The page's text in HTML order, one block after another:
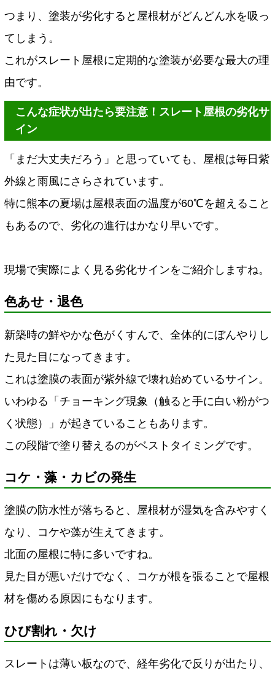
つまり、塗装が劣化すると屋根材がどんどん水を吸っ
てしまう。
これがスレート屋根に定期的な塗装が必要な最大の理
由です。
こんな症状が出たら要注意！スレート屋根の劣化サ
イン
「まだ大丈夫だろう」と思っていても、屋根は毎日紫
外線と雨風にさらされています。
特に熊本の夏場は屋根表面の温度が60℃を超えること
もあるので、劣化の進行はかなり早いです。
現場で実際によく見る劣化サインをご紹介しますね。
色あせ・退色
新築時の鮮やかな色がくすんで、全体的にぼんやりし
た見た目になってきます。
これは塗膜の表面が紫外線で壊れ始めているサイン。
いわゆる「チョーキング現象（触ると手に白い粉がつ
く状態）」が起きていることもあります。
この段階で塗り替えるのがベストタイミングです。
コケ・藻・カビの発生
塗膜の防水性が落ちると、屋根材が湿気を含みやすく
なり、コケや藻が生えてきます。
北面の屋根に特に多いですね。
見た目が悪いだけでなく、コケが根を張ることで屋根
材を傷める原因にもなります。
ひび割れ・欠け
スレートは薄い板なので、経年劣化で反りが出たり、